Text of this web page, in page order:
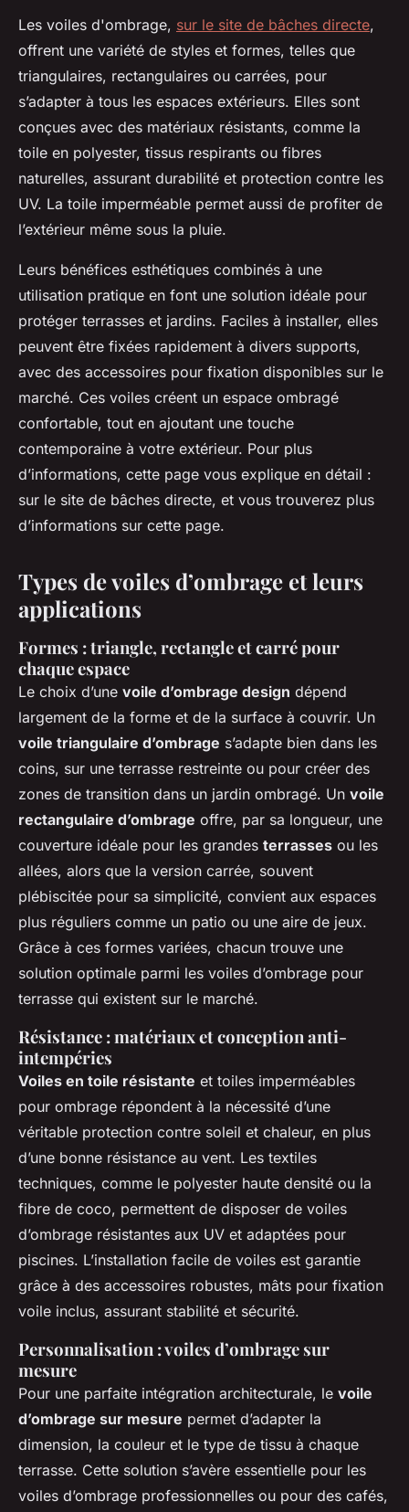
Les voiles d'ombrage, sur le site de bâches directe,
offrent une variété de styles et formes, telles que
triangulaires, rectangulaires ou carrées, pour
s’adapter à tous les espaces extérieurs. Elles sont
conçues avec des matériaux résistants, comme la
toile en polyester, tissus respirants ou fibres
naturelles, assurant durabilité et protection contre les
UV. La toile imperméable permet aussi de profiter de
l’extérieur même sous la pluie.
Leurs bénéfices esthétiques combinés à une
utilisation pratique en font une solution idéale pour
protéger terrasses et jardins. Faciles à installer, elles
peuvent être fixées rapidement à divers supports,
avec des accessoires pour fixation disponibles sur le
marché. Ces voiles créent un espace ombragé
confortable, tout en ajoutant une touche
contemporaine à votre extérieur. Pour plus
d’informations, cette page vous explique en détail :
sur le site de bâches directe, et vous trouverez plus
d’informations sur cette page.
Types de voiles d’ombrage et leurs
applications
Formes : triangle, rectangle et carré pour
chaque espace
Le choix d’une voile d’ombrage design dépend
largement de la forme et de la surface à couvrir. Un
voile triangulaire d’ombrage s’adapte bien dans les
coins, sur une terrasse restreinte ou pour créer des
zones de transition dans un jardin ombragé. Un voile
rectangulaire d’ombrage offre, par sa longueur, une
couverture idéale pour les grandes terrasses ou les
allées, alors que la version carrée, souvent
plébiscitée pour sa simplicité, convient aux espaces
plus réguliers comme un patio ou une aire de jeux.
Grâce à ces formes variées, chacun trouve une
solution optimale parmi les voiles d’ombrage pour
terrasse qui existent sur le marché.
Résistance : matériaux et conception anti-
intempéries
Voiles en toile résistante et toiles imperméables
pour ombrage répondent à la nécessité d’une
véritable protection contre soleil et chaleur, en plus
d’une bonne résistance au vent. Les textiles
techniques, comme le polyester haute densité ou la
fibre de coco, permettent de disposer de voiles
d’ombrage résistantes aux UV et adaptées pour
piscines. L’installation facile de voiles est garantie
grâce à des accessoires robustes, mâts pour fixation
voile inclus, assurant stabilité et sécurité.
Personnalisation : voiles d’ombrage sur
mesure
Pour une parfaite intégration architecturale, le voile
d’ombrage sur mesure permet d’adapter la
dimension, la couleur et le type de tissu à chaque
terrasse. Cette solution s’avère essentielle pour les
voiles d’ombrage professionnelles ou pour des cafés,